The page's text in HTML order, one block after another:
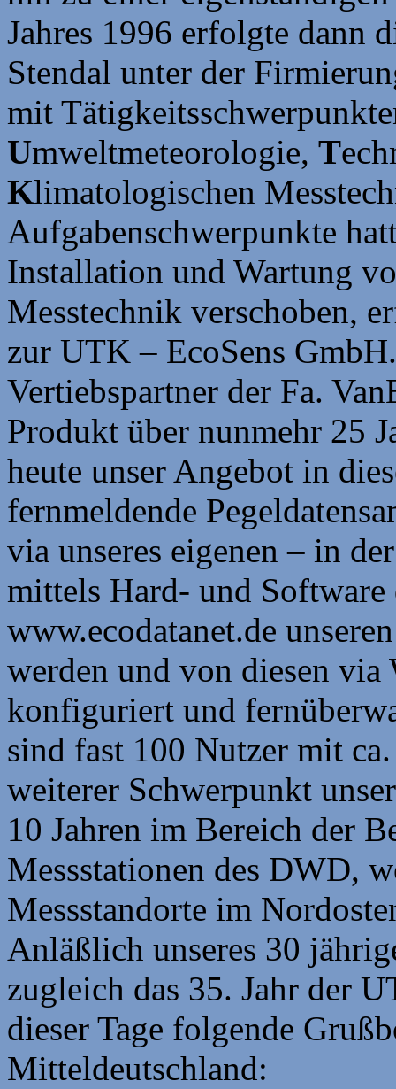
Jahres 1996 erfolgte dann
Stendal unter der
mit
Umweltmeteorologie, T
Klimatologischen
Aufgabenschwerpunkte
Installation und Wartung
Messtechnik verschoben,
zur UTK – EcoSens
Vertiebspartner der Fa.
Produkt über nunmehr 25
heute unser Angebot in
fernmeldende
via unseres eigenen – in
mittels Hard- und
www.ecodatanet.de
werden und von diesen via
konfiguriert und
sind fast 100 Nutzer mit
weiterer Schwerpunkt
10 Jahren im Bereich der
Messstationen des DWD,
Messstandorte im
Anläßlich unseres 30
zugleich das 35. Jahr der
dieser Tage folgende
Mitteldeutschland: